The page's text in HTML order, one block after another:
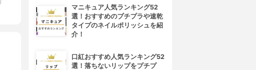
マニキュア人気ランキング52
選！おすすめのプチプラや速乾
タイプのネイルポリッシュを紹
介！
口紅おすすめ人気ランキング52
選！落ちないリップをプチプ